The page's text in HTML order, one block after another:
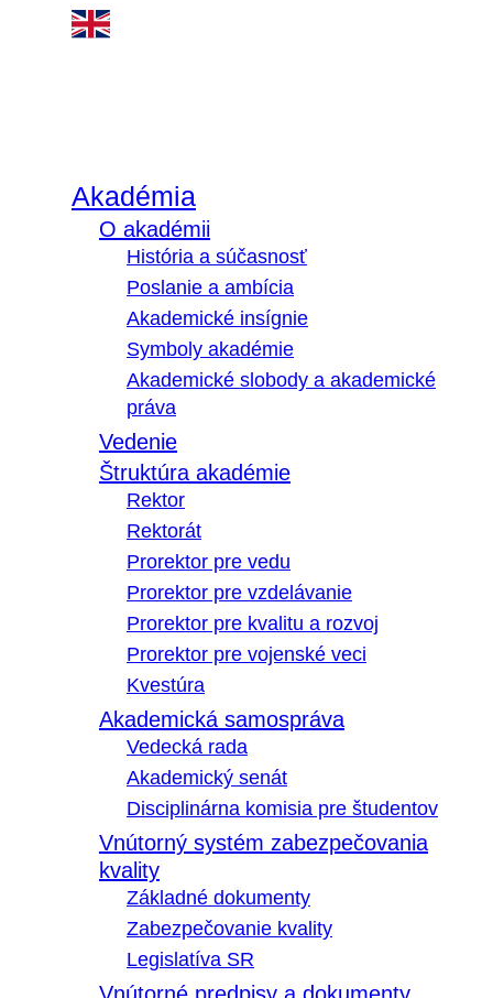
Akadémia
O akadémii
História a súčasnosť
Poslanie a ambícia
Akademické insígnie
Symboly akadémie
Akademické slobody a akademické
práva
Vedenie
Štruktúra akadémie
Rektor
Rektorát
Prorektor pre vedu
Prorektor pre vzdelávanie
Prorektor pre kvalitu a rozvoj
Prorektor pre vojenské veci
Kvestúra
Akademická samospráva
Vedecká rada
Akademický senát
Disciplinárna komisia pre študentov
Vnútorný systém zabezpečovania
kvality
Základné dokumenty
Zabezpečovanie kvality
Legislatíva SR